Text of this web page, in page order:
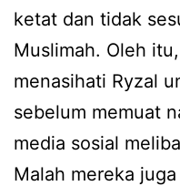
ketat dan tidak
Muslimah. Oleh
menasihati Ryzal
sebelum memuat
media sosial
Malah mereka